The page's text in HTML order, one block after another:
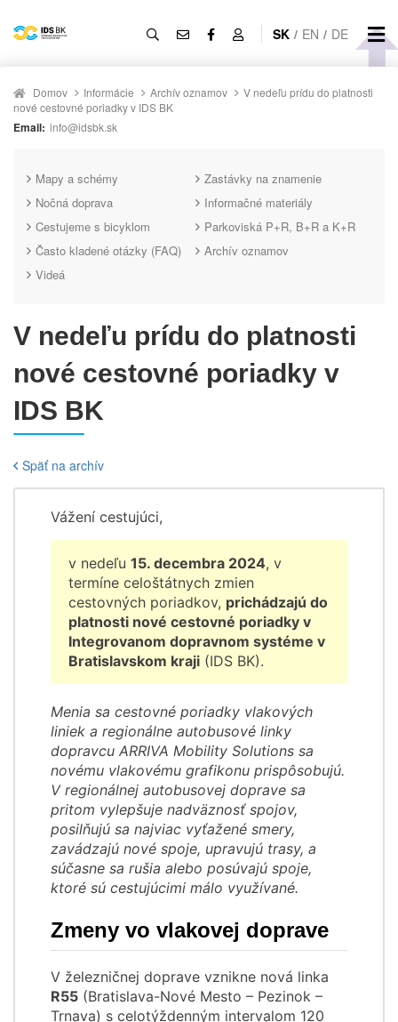
SK / EN / DE
Domov Informácie Archív oznamov
V nedeľu prídu do platnosti
nové cestovné poriadky v IDS BK
Email: info@idsbk.sk
Mapy a schémy
Zastávky na znamenie
Nočná doprava
Informačné materiály
Cestujeme s bicyklom
Parkoviská P+R, B+R a K+R
Často kladené otázky (FAQ)
Archív oznamov
Videá
V nedeľu prídu do platnosti
nové cestovné poriadky v
IDS BK
Späť na archív
Vážení cestujúci,
v nedeľu 15. decembra 2024, v
termíne celoštátnych zmien
cestovných poriadkov, prichádzajú do
platnosti nové cestovné poriadky v
Integrovanom dopravnom systéme v
Bratislavskom kraji (IDS BK).
Menia sa cestovné poriadky vlakových
liniek a regionálne autobusové linky
dopravcu ARRIVA Mobility Solutions sa
novému vlakovému grafikonu prispôsobujú.
V regionálnej autobusovej doprave sa
pritom vylepšuje nadväznosť spojov,
posilňujú sa najviac vyťažené smery,
zavádzajú nové spoje, upravujú trasy, a
súčasne sa rušia alebo posúvajú spoje,
ktoré sú cestujúcimi málo využívané.
Zmeny vo vlakovej doprave
V železničnej doprave vznikne nová linka
R55 (Bratislava-Nové Mesto – Pezinok –
Trnava) s celotýždenným intervalom 120